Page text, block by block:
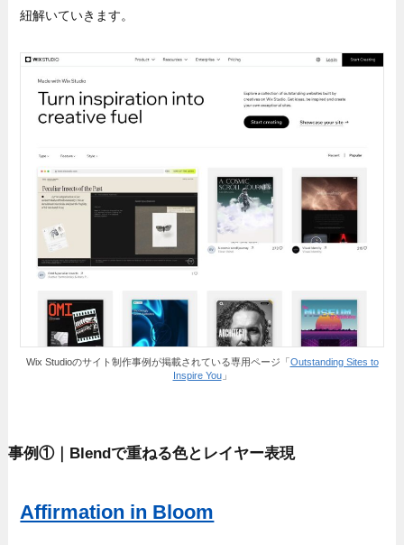
紐解いていきます。
Wix Studioのサイト制作事例が掲載されている専用ページ「Outstanding Sites to
Inspire You」
事例①｜Blendで重ねる色とレイヤー表現
Affirmation in Bloom